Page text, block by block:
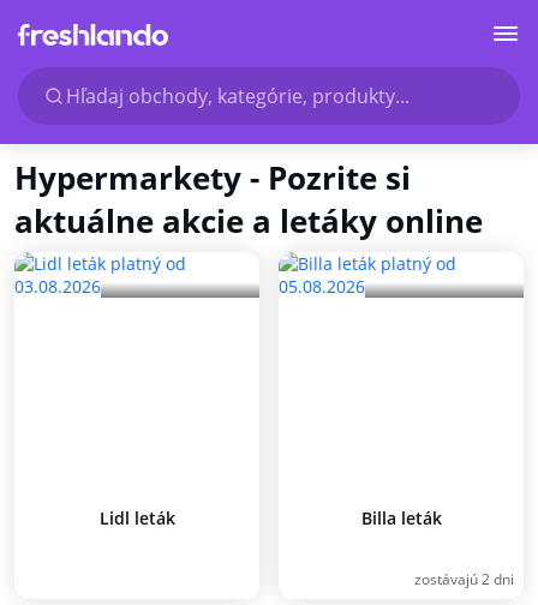
Hľadaj obchody, kategórie, produkty...
Hypermarkety - Pozrite si
aktuálne akcie a letáky online
Lidl leták Billa leták
zostávajú 2 dni